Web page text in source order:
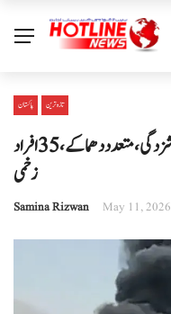
پاکستان تازہ ترین
لکپاس کے قریب کسٹم گودام میں خوفناک آتشزدگی، متعدد دھماکے، 35 افراد
زخمی
Samina Rizwan May 11, 2026